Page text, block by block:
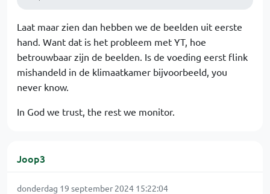
Laat maar zien dan hebben we de beelden uit eerste
hand. Want dat is het probleem met YT, hoe
betrouwbaar zijn de beelden. Is de voeding eerst flink
mishandeld in de klimaatkamer bijvoorbeeld, you
never know.
In God we trust, the rest we monitor.
Joop3
donderdag 19 september 2024 15:22:04